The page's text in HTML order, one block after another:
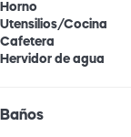
Horno
Utensilios/Cocina
Cafetera
Hervidor de agua
Baños